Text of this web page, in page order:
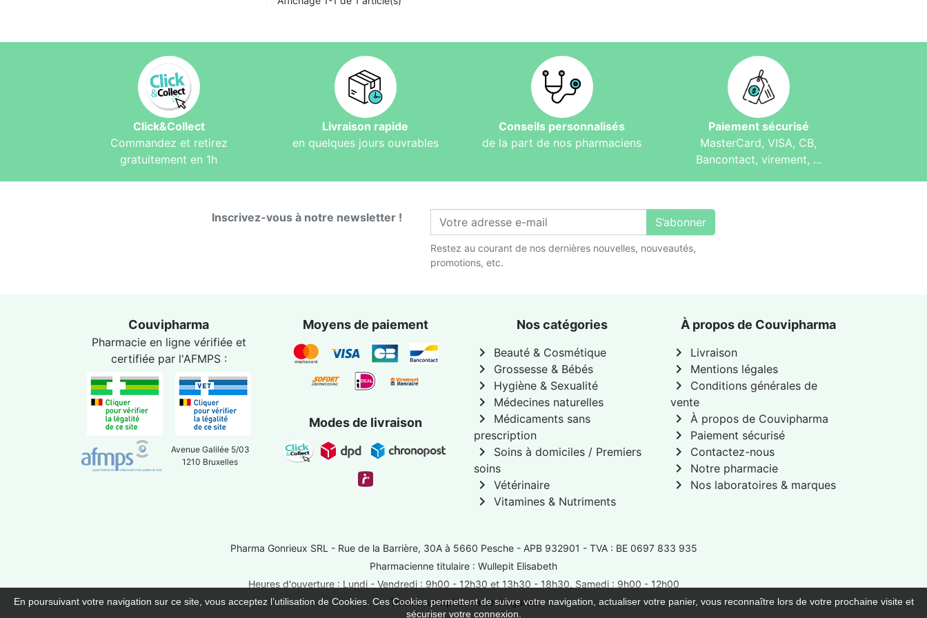
Click&Collect
Commandez et retirez
gratuitement en 1h
Livraison rapide
en quelques jours ouvrables
Conseils personnalisés
de la part de nos pharmaciens
Paiement sécurisé
MasterCard, VISA, CB,
Bancontact, virement, ...
Inscrivez-vous à notre newsletter ! S’abonner
Restez au courant de nos dernières nouvelles, nouveautés,
promotions, etc.
Couvipharma
Pharmacie en ligne vérifiée et
certifiée par l'AFMPS:
Avenue Galilée 5/03
1210 Bruxelles
Moyens de paiement
Modes de livraison
Nos catégories
chevron_right Beauté & Cosmétique
chevron_right Grossesse & Bébés
chevron_right Hygiène & Sexualité
chevron_right Médecines naturelles
chevron_right
Médicaments sans
prescription
chevron_right
Soins à domiciles / Premiers
soins
chevron_right Vétérinaire
chevron_right Vitamines & Nutriments
À propos de Couvipharma
chevron_right Livraison
chevron_right Mentions légales
chevron_right
Conditions générales de
vente
chevron_right À propos de Couvipharma
chevron_right Paiement sécurisé
chevron_right Contactez-nous
chevron_right Notre pharmacie
chevron_right Nos laboratoires & marques
En poursuivant votre navigation sur ce site, vous acceptez l’utilisation de Cookies. Ces Cookies permettent de suivre votre navigation, actualiser votre panier, vous reconnaître lors de votre prochaine visite et
sécuriser votre connexion.
Pharma Gonrieux SRL - Rue de la Barrière, 30A à 5660 Pesche- APB 932901 - TVA : BE 0697 833 935
Pharmacienne titulaire : Wullepit Elisabeth
Heures d'ouverture : Lundi - Vendredi : 9h00 - 12h30 et 13h30 - 18h30, Samedi : 9h00 - 12h00
Trouver une pharmacie de garde